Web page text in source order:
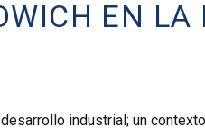
EN
industrial; un